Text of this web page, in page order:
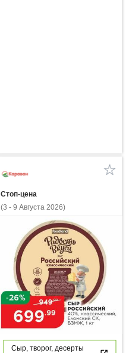
Стоп-цена
(3 - 9 Августа 2026)
Сыр, творог, десерты